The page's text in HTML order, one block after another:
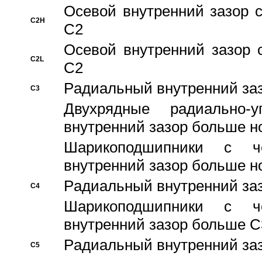
C2H
Осевой внутренний зазор
C2
C2L
Осевой внутренний зазор
C2
C3
Pадиальный внутренний
Двухрядные радиально-
внутренний зазор больше
Шарикоподшипники с
внутренний зазор больше
C4
Pадиальный внутренний
Шарикоподшипники с
внутренний зазор больше
C5 Pадиальный внутренний